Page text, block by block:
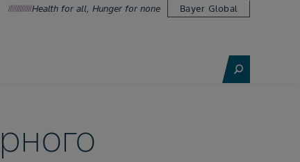
Health for all, Hunger for none Bayer Global